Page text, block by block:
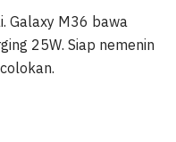
Galaxy M36 bawa
25W. Siap nemenin